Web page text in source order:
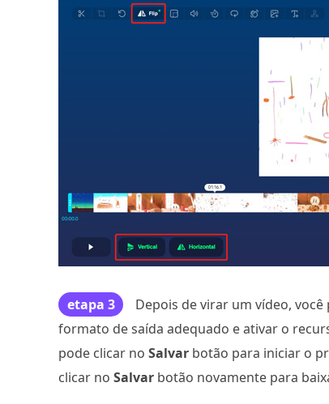
etapa 3
Depois de virar um vídeo,
formato de saída adequado e ativar o
pode clicar no Salvar botão para iniciar o
clicar no Salvar botão novamente para